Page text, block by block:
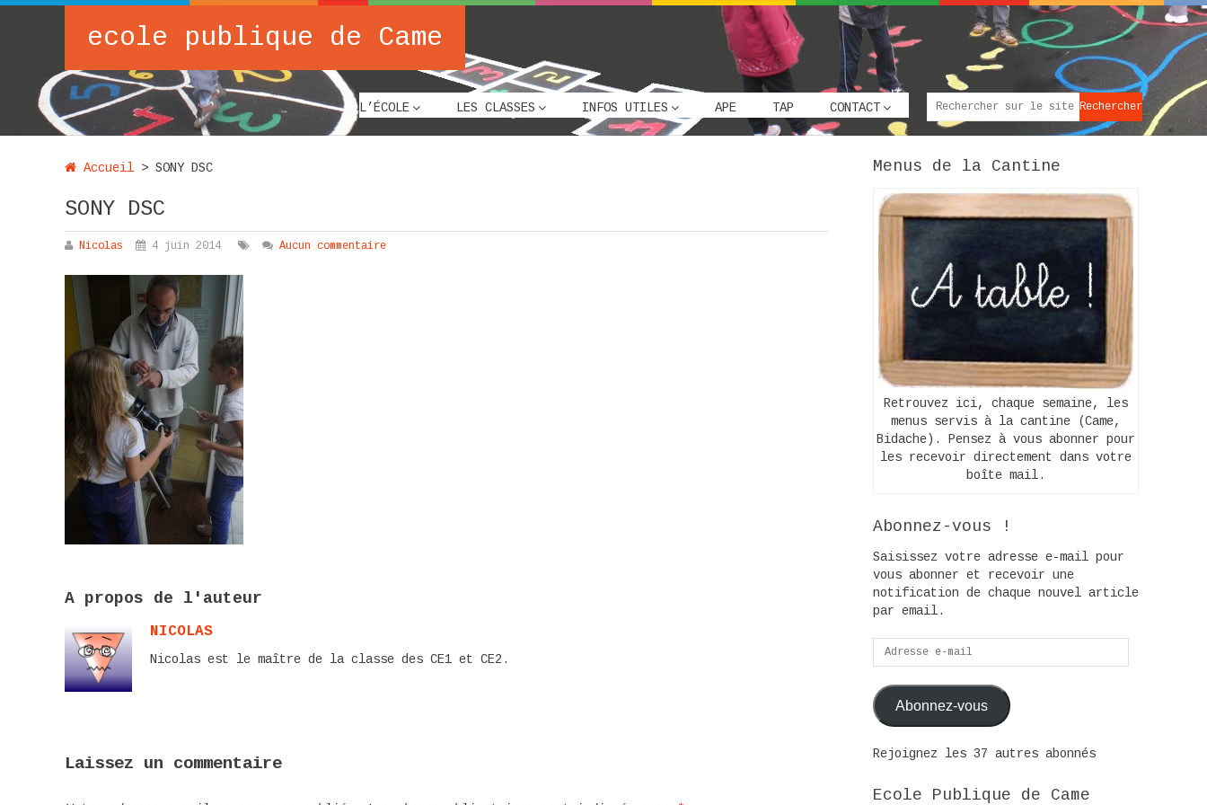
ecole publique de Came
L’ÉCOLE LES CLASSES INFOS UTILES APE TAP CONTACT
Accueil > SONY DSC
SONY DSC
Nicolas 4 juin 2014 Aucun commentaire
A propos de l'auteur
NICOLAS
Nicolas est le maître de la classe des CE1 et CE2.
Laissez un commentaire
Menus de la Cantine
Retrouvez ici, chaque semaine, les
menus servis à la cantine (Came,
Bidache). Pensez à vous abonner pour
les recevoir directement dans votre
boîte mail.
Abonnez-vous !
Saisissez votre adresse e-mail pour
vous abonner et recevoir une
notification de chaque nouvel article
par email.
Adresse
e-
mail
Abonnez-vous
Rejoignez les 37 autres abonnés
Ecole Publique de Came